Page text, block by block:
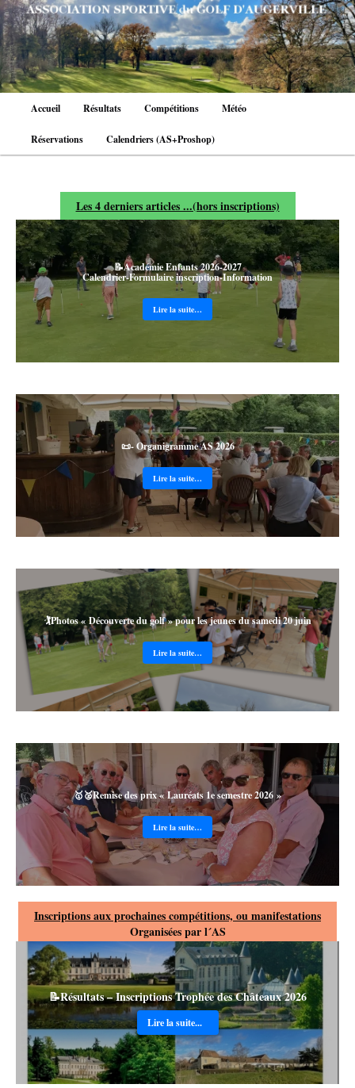
Aller
au
contenu
principal
Accueil Résultats Compétitions Météo
Réservations Calendriers (AS+Proshop)
Les 4 derniers articles ...(hors inscriptions)
📝Académie Enfants 2026-2027
Calendrier-Formulaire inscription-Information
Lire la suite…
📜- Organigramme AS 2026
Lire la suite…
🏌️Photos « Découverte du golf » pour les jeunes du samedi 20 juin
Lire la suite…
🥇🥈Remise des prix « Lauréats 1e semestre 2026 »
Lire la suite…
Inscriptions aux prochaines compétitions, ou manifestations
Organisées par l´AS
📝Résultats – Inscriptions Trophée des Châteaux 2026
Lire la suite...